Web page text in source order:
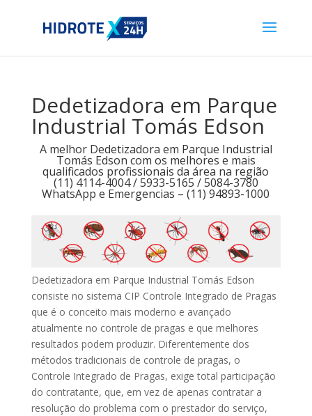
Dedetizadora em Parque
Industrial Tomás Edson
A melhor Dedetizadora em Parque Industrial
Tomás Edson com os melhores e mais
qualificados profissionais da área na região
(11) 4114-4004 / 5933-5165 / 5084-3780
WhatsApp e Emergencias – (11) 94893-1000
Dedetizadora em Parque Industrial Tomás Edson
consiste no sistema CIP Controle Integrado de Pragas
que é o conceito mais moderno e avançado
atualmente no controle de pragas e que melhores
resultados podem produzir. Diferentemente dos
métodos tradicionais de controle de pragas, o
Controle Integrado de Pragas, exige total participação
do contratante, que, em vez de apenas contratar a
resolução do problema com o prestador do serviço,